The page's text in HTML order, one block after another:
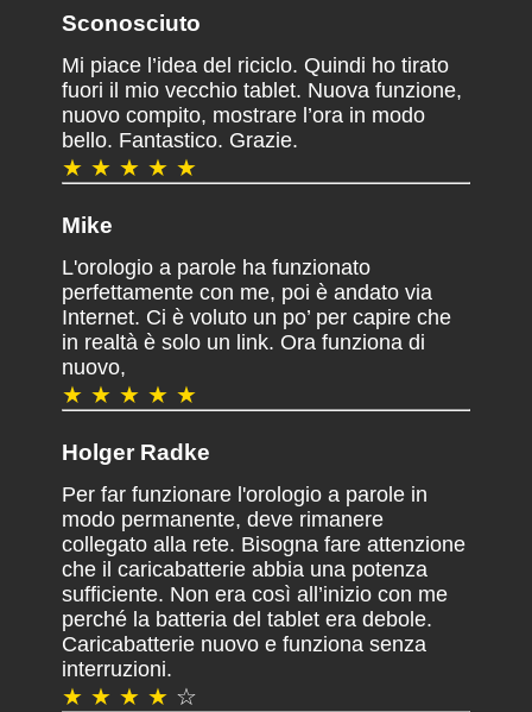
Sconosciuto
Mi piace l’idea del riciclo. Quindi ho tirato
fuori il mio vecchio tablet. Nuova funzione,
nuovo compito, mostrare l’ora in modo
bello. Fantastico. Grazie.
★ ★ ★ ★ ★
Mike
L'orologio a parole ha funzionato
perfettamente con me, poi è andato via
Internet. Ci è voluto un po’ per capire che
in realtà è solo un link. Ora funziona di
nuovo,
★ ★ ★ ★ ★
Holger Radke
Per far funzionare l'orologio a parole in
modo permanente, deve rimanere
collegato alla rete. Bisogna fare attenzione
che il caricabatterie abbia una potenza
sufficiente. Non era così all’inizio con me
perché la batteria del tablet era debole.
Caricabatterie nuovo e funziona senza
interruzioni.
★ ★ ★ ★ ☆